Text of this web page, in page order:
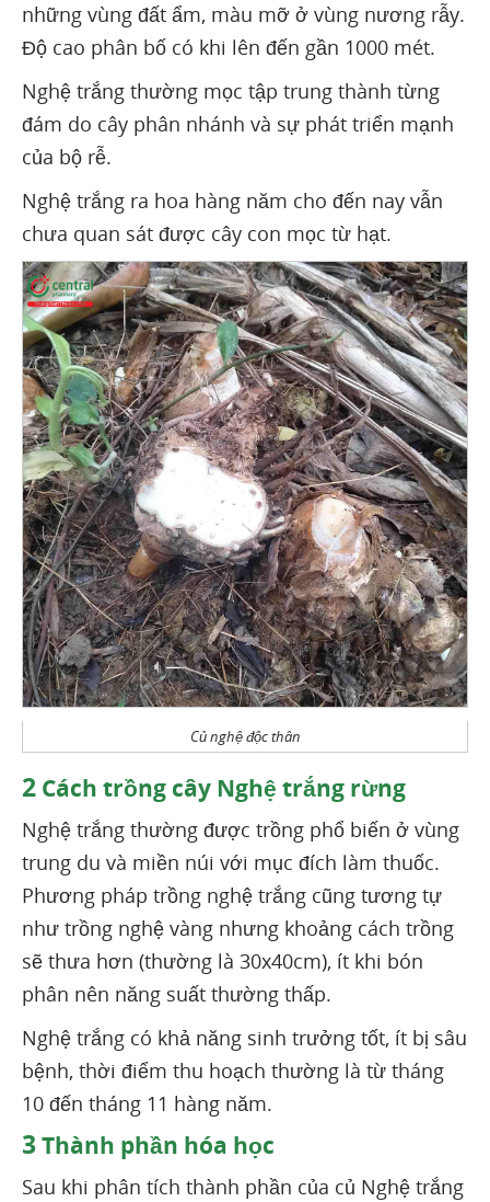
những vùng đất ẩm, màu mỡ ở vùng nương rẫy.
Độ cao phân bố có khi lên đến gần 1000 mét.
Nghệ trắng thường mọc tập trung thành từng
đám do cây phân nhánh và sự phát triển mạnh
của bộ rễ.
Nghệ trắng ra hoa hàng năm cho đến nay vẫn
chưa quan sát được cây con mọc từ hạt.
Củ nghệ độc thân
2 Cách trồng cây Nghệ trắng rừng
Nghệ trắng thường được trồng phổ biến ở vùng
trung du và miền núi với mục đích làm thuốc.
Phương pháp trồng nghệ trắng cũng tương tự
như trồng nghệ vàng nhưng khoảng cách trồng
sẽ thưa hơn (thường là 30x40cm), ít khi bón
phân nên năng suất thường thấp.
Nghệ trắng có khả năng sinh trưởng tốt, ít bị sâu
bệnh, thời điểm thu hoạch thường là từ tháng
10 đến tháng 11 hàng năm.
3Thành phần hóa học
Sau khi phân tích thành phần của củ Nghệ trắng